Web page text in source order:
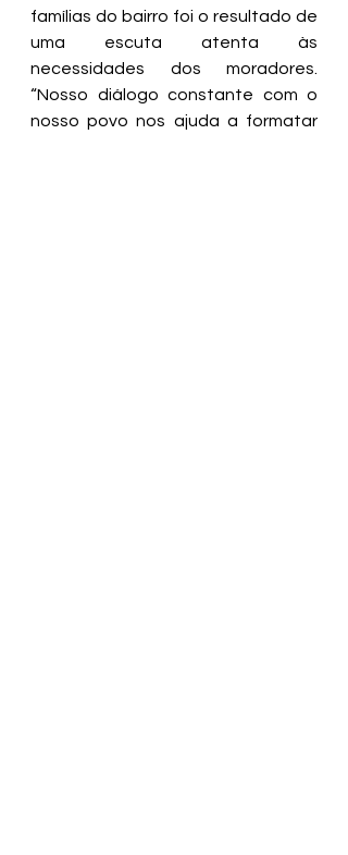
famílias do bairro foi o resultado de
uma escuta atenta às
necessidades dos moradores.
“Nosso diálogo constante com o
nosso povo nos ajuda a formatar